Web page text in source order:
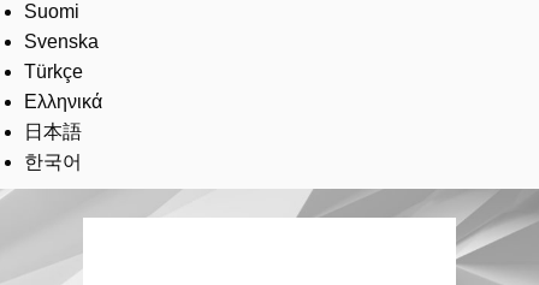
Suomi
Svenska
Türkçe
Ελληνικά
日本語
한국어